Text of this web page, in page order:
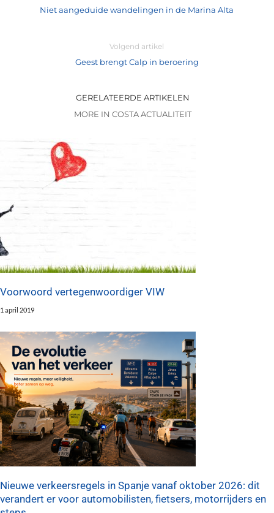
Niet aangeduide wandelingen in de Marina Alta
Volgend artikel
Geest brengt Calp in beroering
GERELATEERDE ARTIKELEN
MORE IN COSTA ACTUALITEIT
Voorwoord vertegenwoordiger VIW
1 april 2019
Nieuwe verkeersregels in Spanje vanaf oktober 2026: dit
verandert er voor automobilisten, fietsers, motorrijders en